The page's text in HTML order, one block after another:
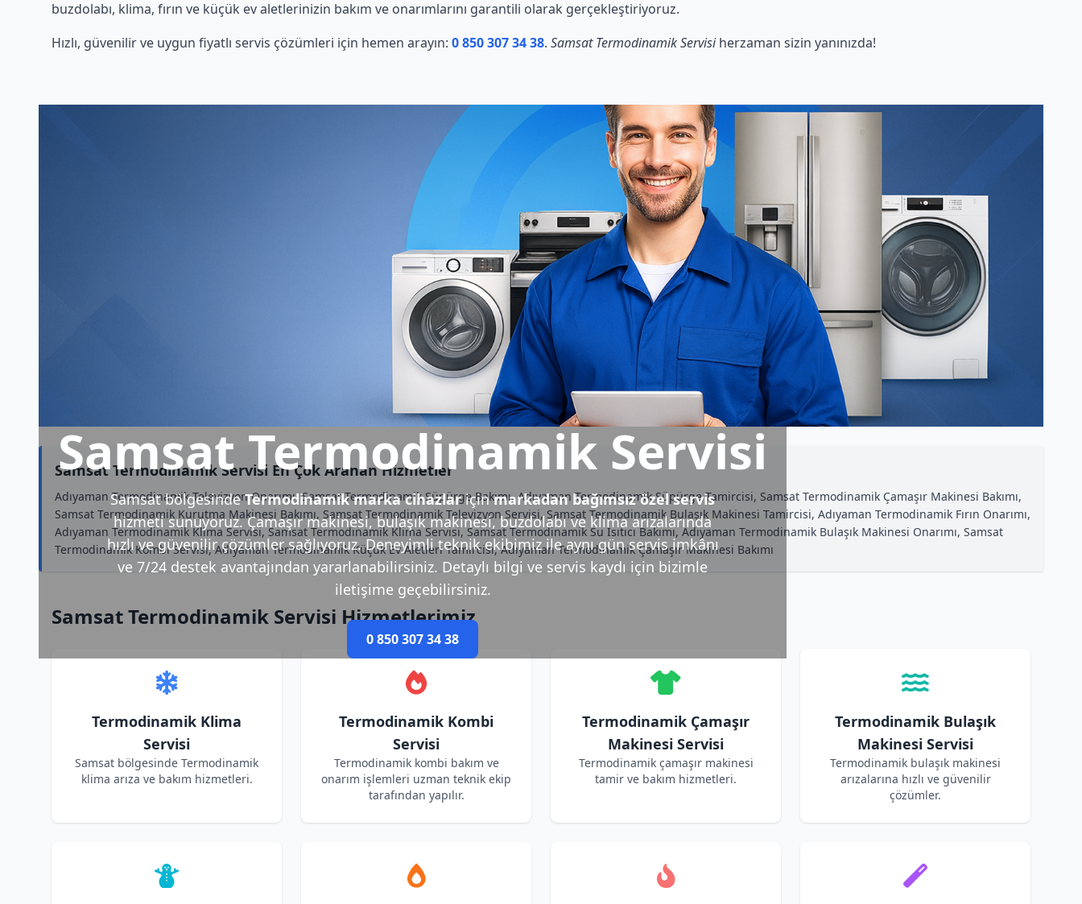
buzdolabı, klima, fırın ve küçük ev aletlerinizin bakım ve onarımlarını garantili olarak gerçekleştiriyoruz.
Hızlı, güvenilir ve uygun fiyatlı servis çözümleri için hemen arayın: 0 850 307 34 38. Samsat Termodinamik Servisiherzaman sizin yanınızda!
Samsat Termodinamik Servisi
Samsat bölgesindeTermodinamik marka cihazlariçinmarkadan bağımsız özel servis
hizmeti sunuyoruz. Çamaşır makinesi, bulaşık makinesi, buzdolabı ve klima arızalarında
hızlı ve güvenilir çözümler sağlıyoruz. Deneyimli teknik ekibimiz ile aynı gün servis imkânı
ve 7/24 destek avantajından yararlanabilirsiniz. Detaylı bilgi ve servis kaydı için bizimle
iletişime geçebilirsiniz.
0 850 307 34 38
Samsat Termodinamik Servisi En Çok Aranan Hizmetler
Adıyaman Termodinamik Televizyon Onarımı, Samsat Termodinamik Süpürge Bakımı, Adıyaman Termodinamik Süpürge Tamircisi, Samsat Termodinamik Çamaşır Makinesi Bakımı,
Samsat Termodinamik Kurutma Makinesi Bakımı, Samsat Termodinamik Televizyon Servisi, Samsat Termodinamik Bulaşık Makinesi Tamircisi, Adıyaman Termodinamik Fırın Onarımı,
Adıyaman Termodinamik Klima Servisi, Samsat Termodinamik Klima Servisi, Samsat Termodinamik Su Isıtıcı Bakımı, Adıyaman Termodinamik Bulaşık Makinesi Onarımı, Samsat
Termodinamik Kombi Servisi, Adıyaman Termodinamik Küçük Ev Aletleri Tamircisi, Adıyaman Termodinamik Çamaşır Makinesi Bakımı
Samsat Termodinamik Servisi Hizmetlerimiz
Termodinamik Klima
Servisi
Samsat bölgesinde Termodinamik
klima arıza ve bakım hizmetleri.
Termodinamik Kombi
Servisi
Termodinamik kombi bakım ve
onarım işlemleri uzman teknik ekip
tarafından yapılır.
Termodinamik Çamaşır
Makinesi Servisi
Termodinamik çamaşır makinesi
tamir ve bakım hizmetleri.
Termodinamik Bulaşık
Makinesi Servisi
Termodinamik bulaşık makinesi
arızalarına hızlı ve güvenilir
çözümler.